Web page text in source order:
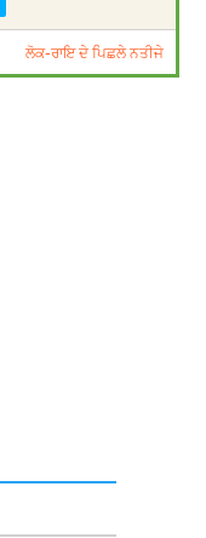
ਲੋਕ-ਰਾਇ ਦੇ ਪਿਛਲੇ ਨਤੀਜੇ